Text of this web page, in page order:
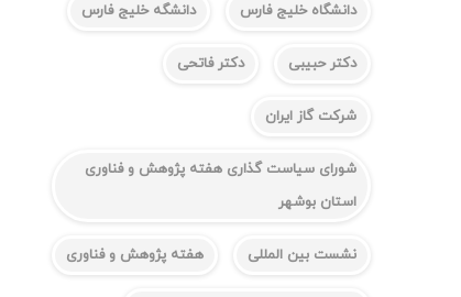
دانشگاه خلیج فارس دانشگه خلیج فارس
دکتر حبیبی دکتر فاتحی
شرکت گاز ایران
شورای سیاست گذاری هفته پژوهش و فناوری
استان بوشهر
نشست بین المللی هفته پژوهش و فناوری